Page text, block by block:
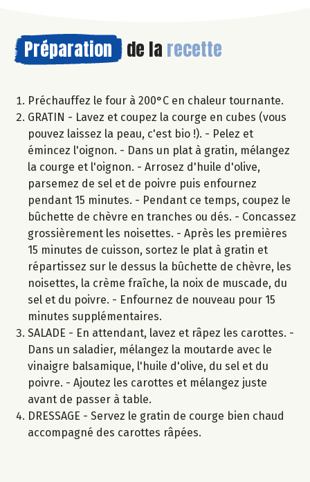
Préparation de la recette
Préchauffez le four à 200°C en chaleur tournante.
GRATIN - Lavez et coupez la courge en cubes (vous
pouvez laissez la peau, c'est bio !). - Pelez et
émincez l'oignon. - Dans un plat à gratin, mélangez
la courge et l'oignon. - Arrosez d'huile d'olive,
parsemez de sel et de poivre puis enfournez
pendant 15 minutes. - Pendant ce temps, coupez le
bûchette de chèvre en tranches ou dés. - Concassez
grossièrement les noisettes. - Après les premières
15 minutes de cuisson, sortez le plat à gratin et
répartissez sur le dessus la bûchette de chèvre, les
noisettes, la crème fraîche, la noix de muscade, du
sel et du poivre. - Enfournez de nouveau pour 15
minutes supplémentaires.
SALADE - En attendant, lavez et râpez les carottes. -
Dans un saladier, mélangez la moutarde avec le
vinaigre balsamique, l'huile d'olive, du sel et du
poivre. - Ajoutez les carottes et mélangez juste
avant de passer à table.
DRESSAGE - Servez le gratin de courge bien chaud
accompagné des carottes râpées.